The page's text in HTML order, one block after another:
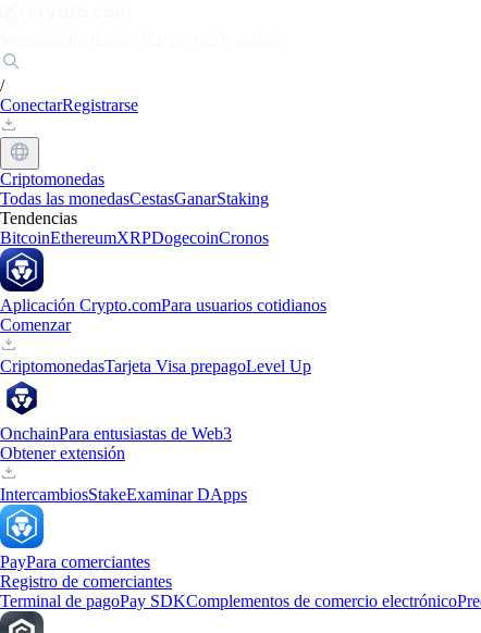
/
ConectarRegistrarse
Criptomonedas
Todas las monedasCestasGanarStaking
Tendencias
BitcoinEthereumXRPDogecoinCronos
Aplicación Crypto.comPara usuarios cotidianos
Comenzar
CriptomonedasTarjeta Visa prepagoLevel Up
OnchainPara entusiastas de Web3
Obtener extensión
IntercambiosStakeExaminar DApps
PayPara comerciantes
Registro de comerciantes
Terminal de pagoPay SDKComplementos de comercio electrónico